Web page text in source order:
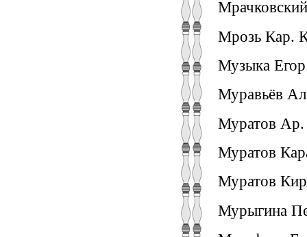
Мрозь Кар.
Музыка
Муравьёв
Муратов Ар.
Муратов
Муратов
Мурыгина